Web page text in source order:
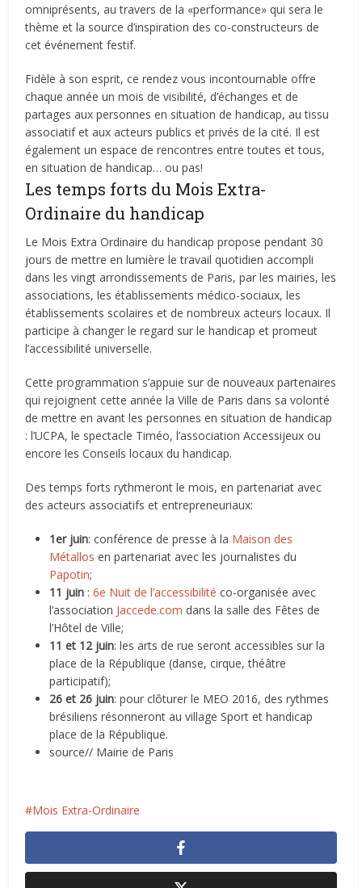
omniprésents, au travers de la «performance» qui sera le
thème et la source d’inspiration des co-constructeurs de
cet événement festif.
Fidèle à son esprit, ce rendez vous incontournable offre
chaque année un mois de visibilité, d’échanges et de
partages aux personnes en situation de handicap, au tissu
associatif et aux acteurs publics et privés de la cité. Il est
également un espace de rencontres entre toutes et tous,
en situation de handicap… ou pas!
Les temps forts du Mois Extra-
Ordinaire du handicap
Le Mois Extra Ordinaire du handicap propose pendant 30
jours de mettre en lumière le travail quotidien accompli
dans les vingt arrondissements de Paris, par les mairies, les
associations, les établissements médico-sociaux, les
établissements scolaires et de nombreux acteurs locaux. Il
participe à changer le regard sur le handicap et promeut
l’accessibilité universelle.
Cette programmation s’appuie sur de nouveaux partenaires
qui rejoignent cette année la Ville de Paris dans sa volonté
de mettre en avant les personnes en situation de handicap
: l’UCPA, le spectacle Timéo, l’association Accessijeux ou
encore les Conseils locaux du handicap.
Des temps forts rythmeront le mois, en partenariat avec
des acteurs associatifs et entrepreneuriaux:
1er juin: conférence de presse à la Maison des
Métallos en partenariat avec les journalistes du
Papotin;
11 juin :6e Nuit de l’accessibilité co-organisée avec
l’association Jaccede.com dans la salle des Fêtes de
l’Hôtel de Ville;
11 et 12 juin: les arts de rue seront accessibles sur la
place de la République (danse, cirque, théâtre
participatif);
26 et 26 juin: pour clôturer le MEO 2016, des rythmes
brésiliens résonneront au village Sport et handicap
place de la République.
source// Mairie de Paris
Mois Extra-Ordinaire